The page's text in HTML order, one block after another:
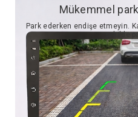
Mükemmel
Park ederken endişe etmeyin.
şekilde